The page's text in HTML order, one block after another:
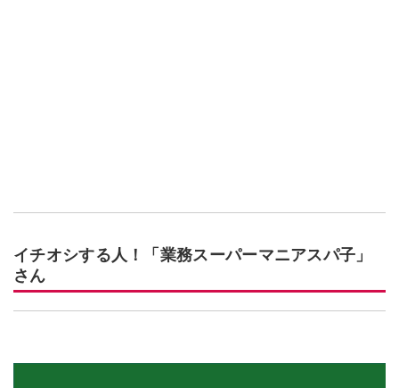
イチオシする人！「業務スーパーマニアスパ子」
さん